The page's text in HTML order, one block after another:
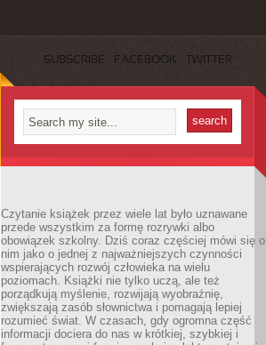
SUBSCRIBE FACEBOOK TWITTER
Czytanie książek przez wiele lat było uznawane
przede wszystkim za formę rozrywki albo
obowiązek szkolny. Dziś coraz częściej mówi się o
nim jako o jednej z najważniejszych czynności
wspierających rozwój człowieka na wielu
poziomach. Książki nie tylko uczą, ale też
porządkują myślenie, rozwijają wyobraźnię,
zwiększają zasób słownictwa i pomagają lepiej
rozumieć świat. W czasach, gdy ogromna część
informacji dociera do nas w krótkiej, szybkiej i